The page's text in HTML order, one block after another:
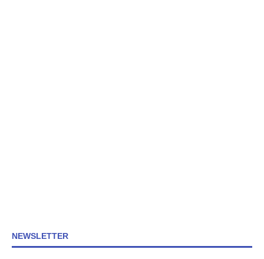
NEWSLETTER